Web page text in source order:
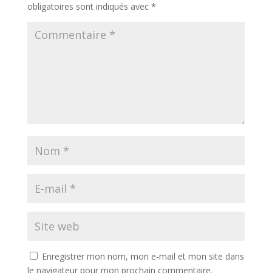
obligatoires sont indiqués avec *
Enregistrer mon nom, mon e-mail et mon site dans
le navigateur pour mon prochain commentaire.